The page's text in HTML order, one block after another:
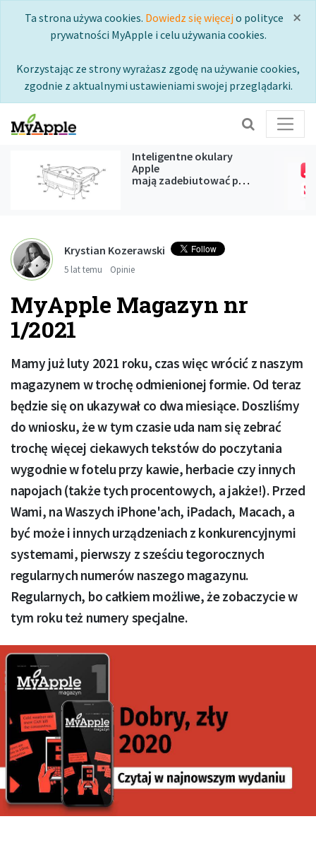
×
Ta strona używa cookies. Dowiedz się więcej o polityce
prywatności MyApple i celu używania cookies.
Korzystając ze strony wyrażasz zgodę na używanie cookies,
zgodnie z aktualnymi ustawieniami swojej przeglądarki.
Inteligentne okulary
Apple
mają zadebiutować podczas
WWDC 2027
Krystian Kozerawski
5 lat temu Opinie
MyApple Magazyn nr
1/2021
Mamy już luty 2021 roku, czas więc wrócić z naszym
magazynem w trochę odmienionej formie. Od teraz
będzie się on ukazywał co dwa miesiące. Doszliśmy
do wniosku, że w tym czasie uda nam się zebrać
trochę więcej ciekawych tekstów do poczytania
wygodnie w fotelu przy kawie, herbacie czy innych
napojach (także tych procentowych, a jakże!). Przed
Wami, na Waszych iPhone'ach, iPadach, Macach, a
być może i innych urządzeniach z konkurencyjnymi
systemami, pierwszy z sześciu tegorocznych
regularnych numerów naszego magazynu.
Regularnych, bo całkiem możliwe, że zobaczycie w
tym roku też numery specjalne.